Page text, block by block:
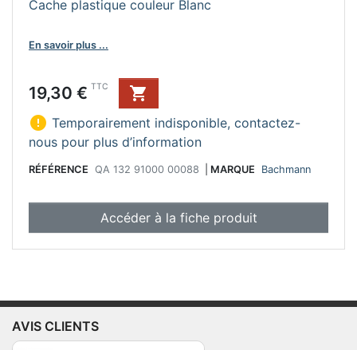
Cache plastique couleur Blanc
En savoir plus ...
Prix
19,30 € TTC

 Temporairement indisponible, contactez-
nous pour plus d’information
RÉFÉRENCE QA 132 91000 00088 MARQUE Bachmann
Accéder à la fiche produit
AVIS CLIENTS